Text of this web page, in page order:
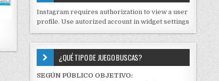
J
C
K
Instagram requires authorization to view a user
profile. Use autorized account in widget settings
¿QUÉ TIPO DE JUEGO BUSCAS?
SEGÚN PÚBLICO OBJETIVO: